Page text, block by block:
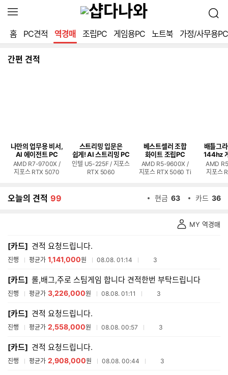
역
열
기
검
색
홈
PC견적 역경매 조립PC 게임용PC 노트북 가정/사무용PC
간편 견적
나만의 업무용 비서,
AI 에이전트 PC
AMD R7-9700X /
지포스 RTX 5070
스트리밍 입문은
쉽게! AI 스트리밍 PC
인텔 U5-225F / 지포스
RTX 5060
베스트셀러 조합
화이트 조립PC
AMD R5-9600X /
지포스 RTX 5060 Ti
배틀그
144hz
AMD
지포스
오늘의 견적 99 현금 63 카드 36
견
적
스
트
MY 역경매
[카드] 견적 요청드립니다.
진행 평균가 1,141,000원 08.08. 01:14 참여업체수
3
[카드] 롤,배그,주로 스팀게임 합니다 견적한번 부탁드립니다
진행 평균가 3,226,000원 08.08. 01:11 참여업체수
3
[카드] 견적 요청드립니다.
진행 평균가 2,558,000원 08.08. 00:57 참여업체수
3
[카드] 견적 요청드립니다.
진행 평균가 2,908,000원 08.08. 00:44 참여업체수
3